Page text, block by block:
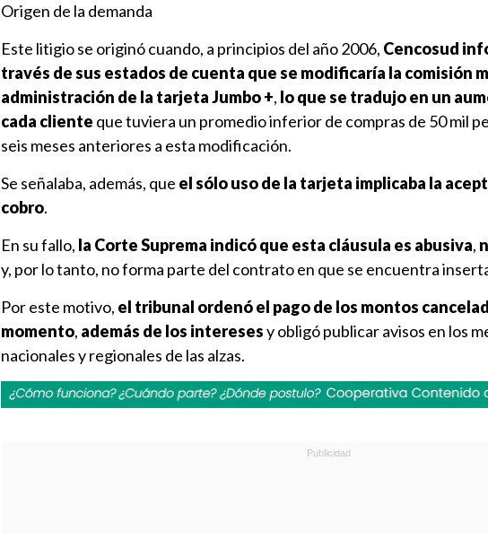
Origen de la demanda
Este litigio se originó cuando, a principios del año 2006, Cencosud
través de sus estados de cuenta que se modificaría la comisión
administración de la tarjeta Jumbo +, lo que se tradujo en un
cada cliente que tuviera un promedio inferior de compras de 50 mil
seis meses anteriores a esta modificación.
Se señalaba, además, que el sólo uso de la tarjeta implicaba la
cobro.
En su fallo, la Corte Suprema indicó que esta cláusula es abusiva,
y, por lo tanto, no forma parte del contrato en que se encuentra
Por este motivo, el tribunal ordenó el pago de los montos
momento, además de los interesesy obligó publicar avisos en los
nacionales y regionales de las alzas.